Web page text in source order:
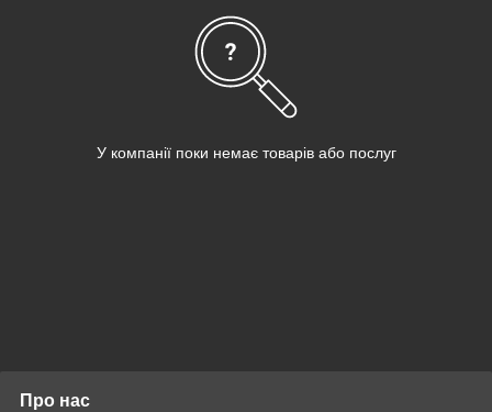
У компанії поки немає товарів або послуг
Про нас